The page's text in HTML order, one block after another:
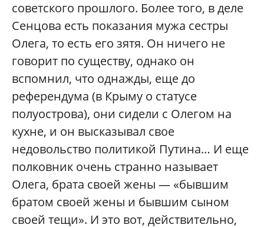
советского прошлого. Более того, в деле
Сенцова есть показания мужа сестры
Олега, то есть его зятя. Он ничего не
говорит по существу, однако он
вспомнил, что однажды, еще до
референдума (в Крыму о статусе
полуострова), они сидели с Олегом на
кухне, и он высказывал свое
недовольство политикой Путина… И еще
полковник очень странно называет
Олега, брата своей жены — «бывшим
братом своей жены и бывшим сыном
своей тещи». И это вот, действительно,